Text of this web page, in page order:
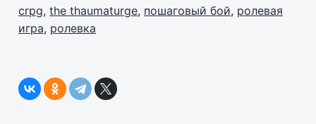
crpg, the thaumaturge, пошаговый бой, ролевая
игра, ролевка